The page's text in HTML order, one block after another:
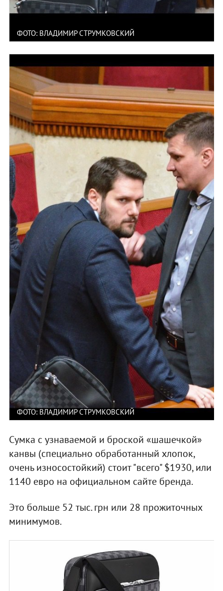
ФОТО: ВЛАДИМИР СТРУМКОВСКИЙ
ФОТО: ВЛАДИМИР СТРУМКОВСКИЙ
Сумка с узнаваемой и броской «шашечкой»
канвы (специально обработанный хлопок,
очень износостойкий) стоит "всего" $1930, или
1140 евро на официальном сайте бренда.
Это больше 52 тыс. грн или 28 прожиточных
минимумов.